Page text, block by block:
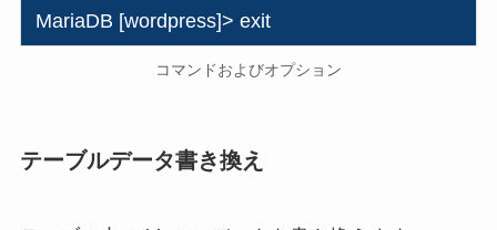
MariaDB [wordpress]> exit
コマンドおよびオプション
テーブルデータ書き換え